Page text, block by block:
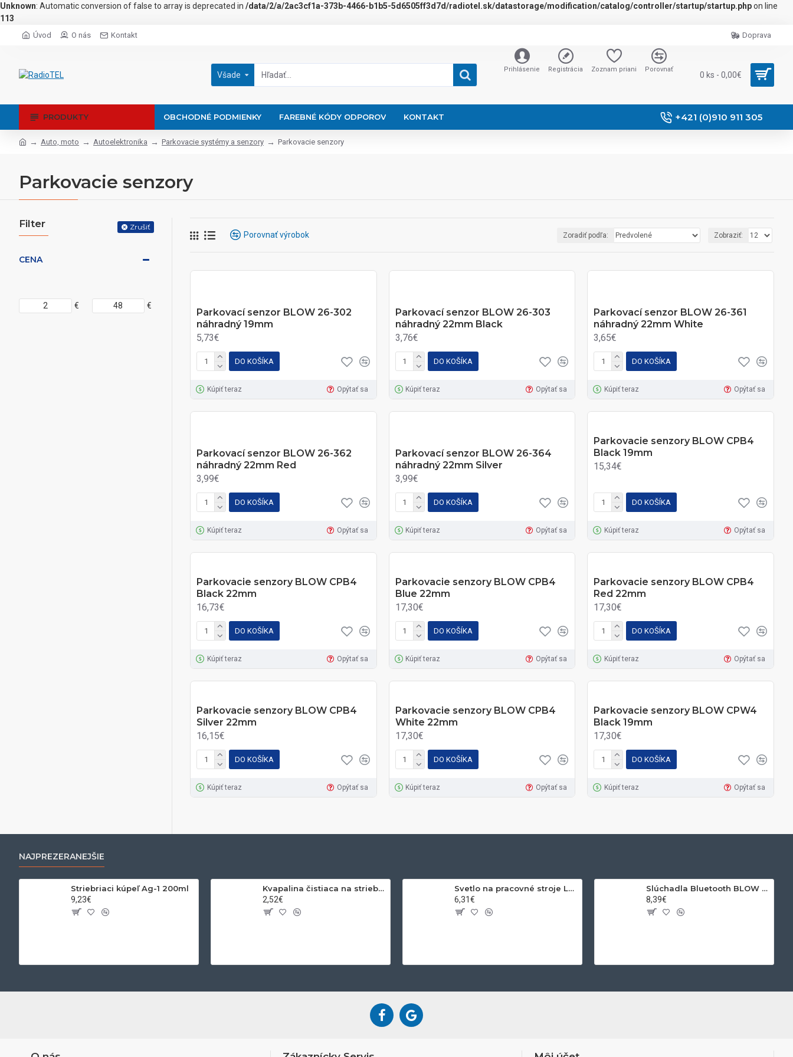
Unknown: Automatic conversion of false to array is deprecated in /data/2/a/2ac3cf1a-373b-4466-b1b5-5d6505ff3d7d/radiotel.sk/datastorage/modification/catalog/controller/startup/startup.phpon line
113
Úvod O nás Kontakt Doprava
Všade
Prihlásenie Registrácia Zoznam priani Porovnať
0 ks - 0,00€
PRODUKTY OBCHODNÉ PODMIENKY FAREBNÉ KÓDY ODPOROV KONTAKT +421 (0)910 911 305
Auto, moto Autoelektronika Parkovacie systémy a senzory Parkovacie senzory
Parkovacie senzory
Filter Zrušiť
CENA
€ €
Porovnať výrobok Zoradiť podľa: Zobraziť:
Parkovací senzor BLOW 26-302
náhradný 19mm
5,73€
DO KOŠÍKA
Kúpiť teraz Opýtať sa
Parkovací senzor BLOW 26-303
náhradný 22mm Black
3,76€
DO KOŠÍKA
Kúpiť teraz Opýtať sa
Parkovací senzor BLOW 26-361
náhradný 22mm White
3,65€
DO KOŠÍKA
Kúpiť teraz Opýtať sa
Parkovací senzor BLOW 26-362
náhradný 22mm Red
3,99€
DO KOŠÍKA
Kúpiť teraz Opýtať sa
Parkovací senzor BLOW 26-364
náhradný 22mm Silver
3,99€
DO KOŠÍKA
Kúpiť teraz Opýtať sa
Parkovacie senzory BLOW CPB4
Black 19mm
15,34€
DO KOŠÍKA
Kúpiť teraz Opýtať sa
Parkovacie senzory BLOW CPB4
Black 22mm
16,73€
DO KOŠÍKA
Kúpiť teraz Opýtať sa
Parkovacie senzory BLOW CPB4
Blue 22mm
17,30€
DO KOŠÍKA
Kúpiť teraz Opýtať sa
Parkovacie senzory BLOW CPB4
Red 22mm
17,30€
DO KOŠÍKA
Kúpiť teraz Opýtať sa
Parkovacie senzory BLOW CPB4
Silver 22mm
16,15€
DO KOŠÍKA
Kúpiť teraz Opýtať sa
Parkovacie senzory BLOW CPB4
White 22mm
17,30€
DO KOŠÍKA
Kúpiť teraz Opýtať sa
Parkovacie senzory BLOW CPW4
Black 19mm
17,30€
DO KOŠÍKA
Kúpiť teraz Opýtať sa
NAJPREZERANEJŠIE
Striebriaci kúpeľ Ag-1 200ml
9,23€
Kvapalina čistiaca na striebro a zlato 200ml
2,52€
Svetlo na pracovné stroje LED STU wl-830R23
6,31€
Slúchadla Bluetooth BLOW 32-776 Black
8,39€